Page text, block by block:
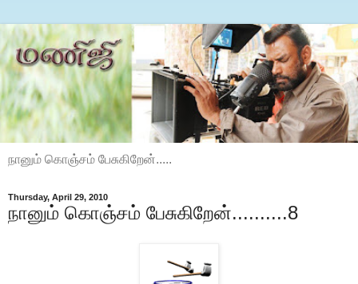
நானும் கொஞ்சம் பேசுகிறேன்.....
Thursday, April 29, 2010
நானும் கொஞ்சம் பேசுகிறேன்..........8